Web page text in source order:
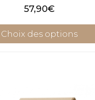
57,90€
Choix des options